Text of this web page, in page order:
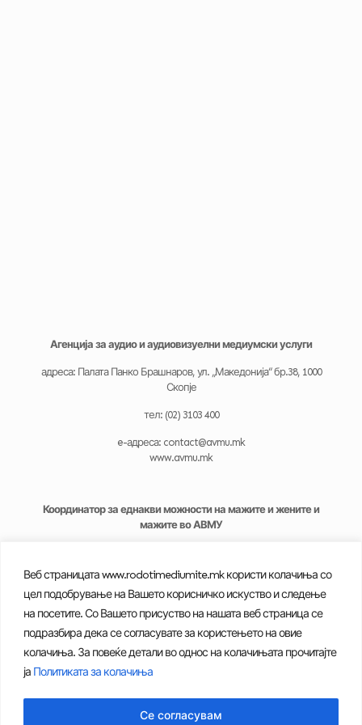
Веб страницата www.rodotimediumite.mk користи колачиња со
цел подобрување на Вашето корисничко искуство и следење
на посетите. Со Вашето присуство на нашата веб страница се
подразбира дека се согласувате за користењето на овие
колачиња. За повеќе детали во однос на колачињата прочитајте
ја Политиката за колачиња
Се согласувам
Агенција за аудио и аудиовизуелни медиумски услуги
адреса: Палата Панко Брашнаров, ул. „Македонија“ бр.38, 1000
Скопје
тел: (02) 3103 400
e-адреса: contact@avmu.mk
www.avmu.mk
Координатор за еднакви можности на мажите и жените и
мажите во АВМУ
e-mail: e.petreska-kamenjarova@avmu.mk
Заменик на координаторот
м-р Сашо Богдановски
e-mail: s.bogdanovski@avmu.mk